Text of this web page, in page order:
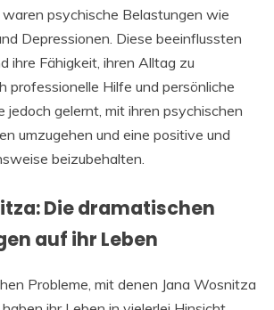
psychische Belastungen wie
Depressionen. Diese beeinflussten
ihre Fähigkeit, ihren Alltag zu
professionelle Hilfe und persönliche
jedoch gelernt, mit ihren psychischen
umzugehen und eine positive und
beizubehalten.
Die dramatischen
auf ihr Leben
Probleme, mit denen Jana Wosnitza